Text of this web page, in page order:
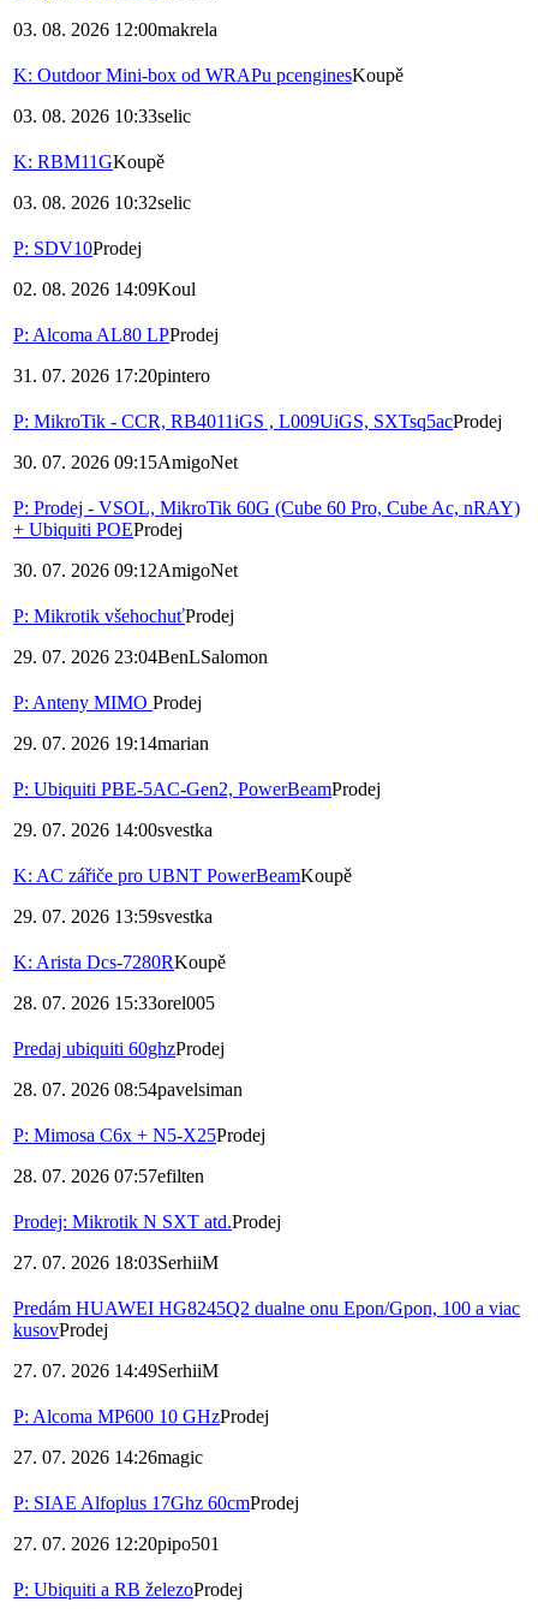
03. 08. 2026 12:00makrela
K: Outdoor Mini-box od WRAPu pcenginesKoupě
03. 08. 2026 10:33selic
K: RBM11GKoupě
03. 08. 2026 10:32selic
P: SDV10Prodej
02. 08. 2026 14:09Koul
P: Alcoma AL80 LPProdej
31. 07. 2026 17:20pintero
P: MikroTik - CCR, RB4011iGS , L009UiGS, SXTsq5acProdej
30. 07. 2026 09:15AmigoNet
P: Prodej - VSOL, MikroTik 60G (Cube 60 Pro, Cube Ac, nRAY)
+ Ubiquiti POEProdej
30. 07. 2026 09:12AmigoNet
P: Mikrotik všehochuťProdej
29. 07. 2026 23:04BenLSalomon
P: Anteny MIMO Prodej
29. 07. 2026 19:14marian
P: Ubiquiti PBE-5AC-Gen2, PowerBeamProdej
29. 07. 2026 14:00svestka
K: AC zářiče pro UBNT PowerBeamKoupě
29. 07. 2026 13:59svestka
K: Arista Dcs-7280RKoupě
28. 07. 2026 15:33orel005
Predaj ubiquiti 60ghzProdej
28. 07. 2026 08:54pavelsiman
P: Mimosa C6x + N5-X25Prodej
28. 07. 2026 07:57efilten
Prodej: Mikrotik N SXT atd.Prodej
27. 07. 2026 18:03SerhiiM
Predám HUAWEI HG8245Q2 dualne onu Epon/Gpon, 100 a viac
kusovProdej
27. 07. 2026 14:49SerhiiM
P: Alcoma MP600 10 GHzProdej
27. 07. 2026 14:26magic
P: SIAE Alfoplus 17Ghz 60cmProdej
27. 07. 2026 12:20pipo501
P: Ubiquiti a RB železoProdej